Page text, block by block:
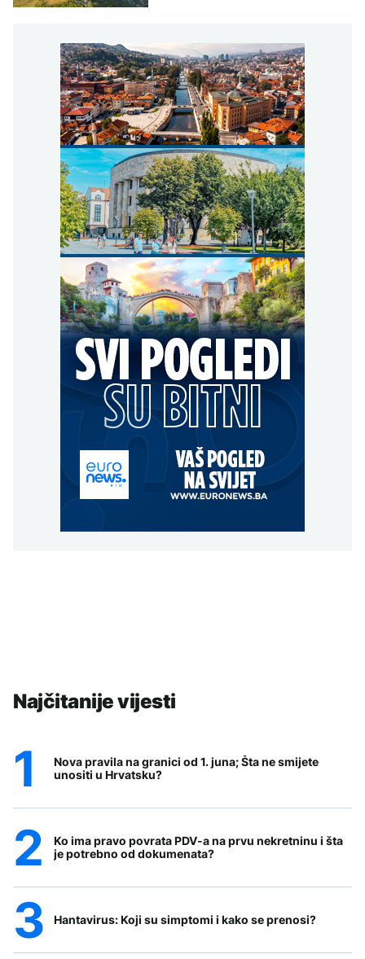
Najčitanije vijesti
Nova pravila na granici od 1. juna; Šta ne smijete
unositi u Hrvatsku?
Ko ima pravo povrata PDV-a na prvu nekretninu i šta
je potrebno od dokumenata?
Hantavirus: Koji su simptomi i kako se prenosi?